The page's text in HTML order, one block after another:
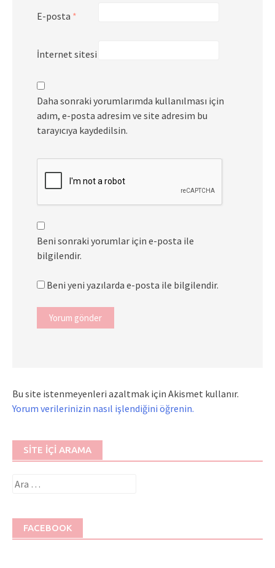
E-posta *
İnternet sitesi
Daha sonraki yorumlarımda kullanılması için
adım, e-posta adresim ve site adresim bu
tarayıcıya kaydedilsin.
Beni sonraki yorumlar için e-posta ile
bilgilendir.
Beni yeni yazılarda e-posta ile bilgilendir.
Bu site istenmeyenleri azaltmak için Akismet kullanır.
Yorum verilerinizin nasıl işlendiğini öğrenin.
SITE İÇI ARAMA
Arama:
FACEBOOK